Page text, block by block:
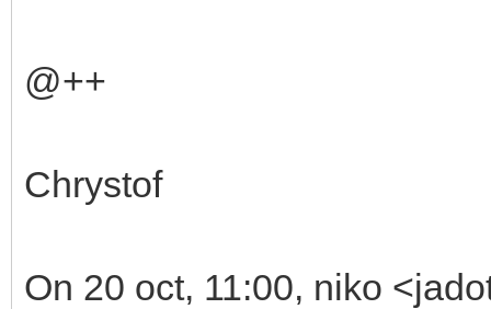
@++
Chrystof
On 20 oct, 11:00, niko